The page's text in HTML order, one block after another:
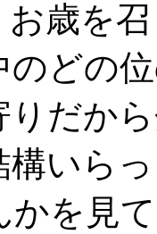
歳を
のどの
だか
いら
かを見